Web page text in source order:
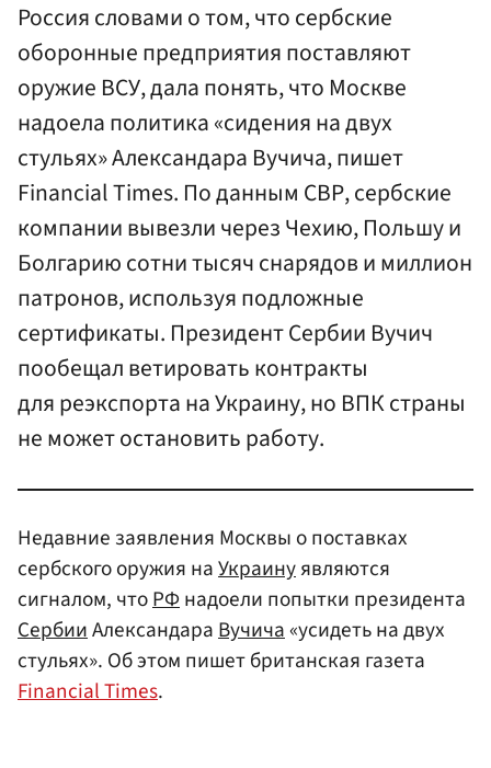
Россия словами о том, что сербские
оборонные предприятия поставляют
оружие ВСУ, дала понять, что Москве
надоела политика «сидения на двух
стульях» Александара Вучича, пишет
Financial Times. По данным СВР, сербские
компании вывезли через Чехию, Польшу и
Болгарию сотни тысяч снарядов и миллион
патронов, используя подложные
сертификаты. Президент Сербии Вучич
пообещал ветировать контракты
для реэкспорта на Украину, но ВПК страны
не может остановить работу.
Недавние заявления Москвы о поставках
сербского оружия наУкраинуявляются
сигналом, чтоРФнадоели попытки президента
СербииАлександараВучича«усидеть на двух
стульях». Об этом пишет британская газета
Financial Times.